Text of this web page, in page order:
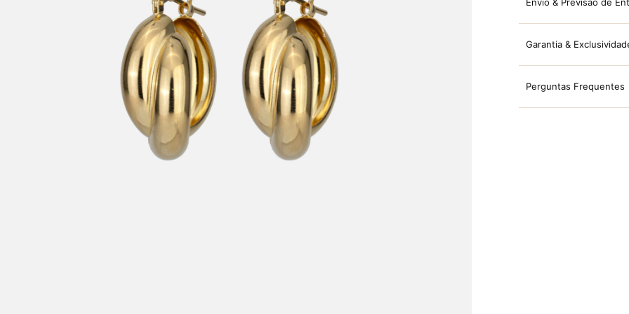
Garantia &
Perguntas Frequentes